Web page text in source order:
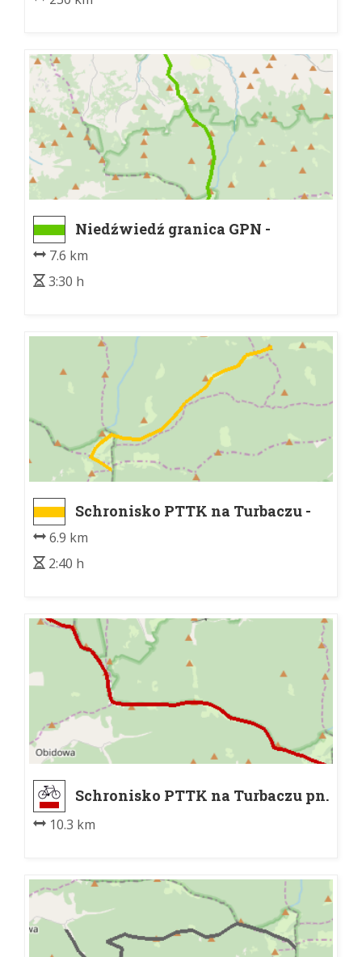
Niedźwiedź granica GPN -
Schronisko PTTK na Turbaczu
7.6 km
3:30 h
Schronisko PTTK na Turbaczu -
6.9 km
2:40 h
Schronisko PTTK na Turbaczu pn.
10.3 km